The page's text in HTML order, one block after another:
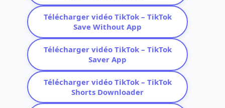
Télécharger vidéo TikTok – TikTok
Save Without App
Télécharger vidéo TikTok – TikTok
Saver App
Télécharger vidéo TikTok – TikTok
Shorts Downloader